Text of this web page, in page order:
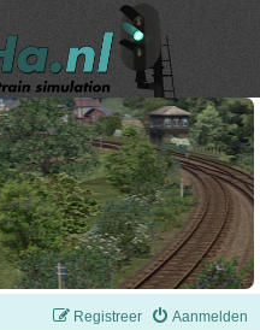
Aanmelden
Registreer